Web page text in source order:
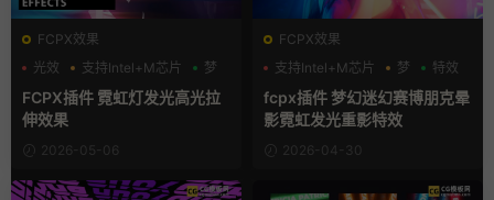
FCPX效果
光效
支持Intel+M芯片 梦
FCPX插件 霓虹灯发光高光拉
伸效果
2026-05-06
FCPX效果
支持Intel+M芯片
梦 特效
fcpx插件 梦幻迷幻赛博朋克晕
影霓虹发光重影特效
2026-04-30